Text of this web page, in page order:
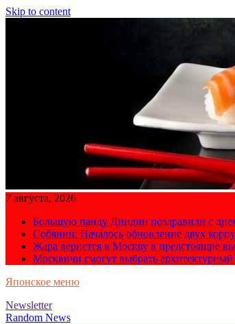
Skip to content
7 августа, 2026
Большую панду Диндин поздравили с
Собянин: Началось обновление двух
Жара вернется в Москву в предстоящие
Москвичи смогут выбрать
Японское меню
Newsletter
Random News